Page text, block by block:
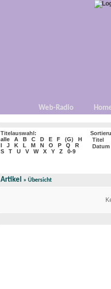
Web-Radio
Titelauswahl:
alle
A B C D E F (G)
H
I
J K L M N O P Q
R
S
T U V W X Y Z 0-9
Titel
Datum
Artikel » Übersicht